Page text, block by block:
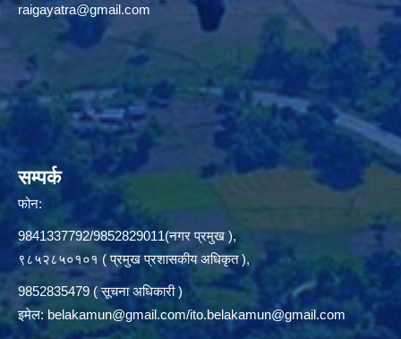
raigayatra@gmail.com
सम्पर्क
फोन:
9841337792/9852829011(नगर प्रमुख ),
९८५२८५०१०१ ( प्रमुख प्रशासकीय अधिकृत ),
9852835479 ( सूचना अधिकारी )
इमेल:belakamun@gmail.com/ito.belakamun@gmail.com